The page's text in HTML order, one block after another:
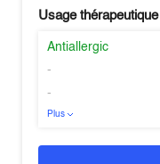
Usage thérapeutique
Antiallergic
-
-
Plus